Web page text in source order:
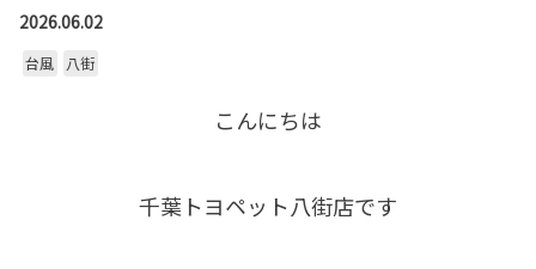
2026.06.02
台風 八街
こんにちは
千葉トヨペット八街店です